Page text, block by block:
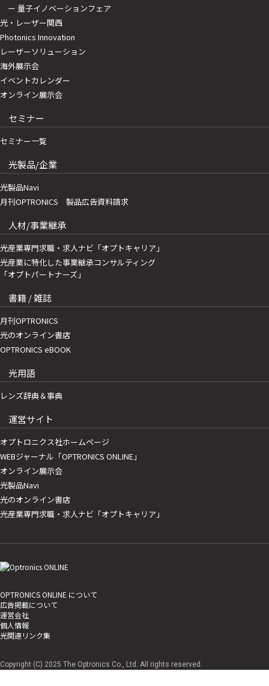
ー 量子イノベーションフェア
光・レーザー関西
Photonics Innovation
レーザーソリューション
海外展示会
イベントカレンダー
オンライン展示会
セミナー
セミナー一覧
光製品/企業
光製品Navi
月刊OPTRONICS 製品広告資料請求
人材/事業継承
光産業専門求職・求人ナビ「オプトキャリア」
光産業に特化した事業継承コンサルティング
「オプトパートナーズ」
書籍 / 雑誌
月刊OPTRONICS
光のオンライン書店
OPTRONICS eBOOK
光用語
レンズ辞典＆事典
運営サイト
オプトロニクス社ホームページ
WEBジャーナル「OPTRONICS ONLINE」
オンライン展示会
光製品Navi
光のオンライン書店
光産業専門求職・求人ナビ「オプトキャリア」
OPTRONICS ONLINE について
広告掲載について
運営会社
個人情報
光関連リンク集
Copyright (C) 2025 The Optronics Co., Ltd. All rights reserved.